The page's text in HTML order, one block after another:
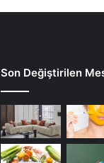
Son Değiştirilen